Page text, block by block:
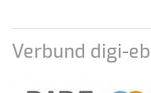
Verbund digi-